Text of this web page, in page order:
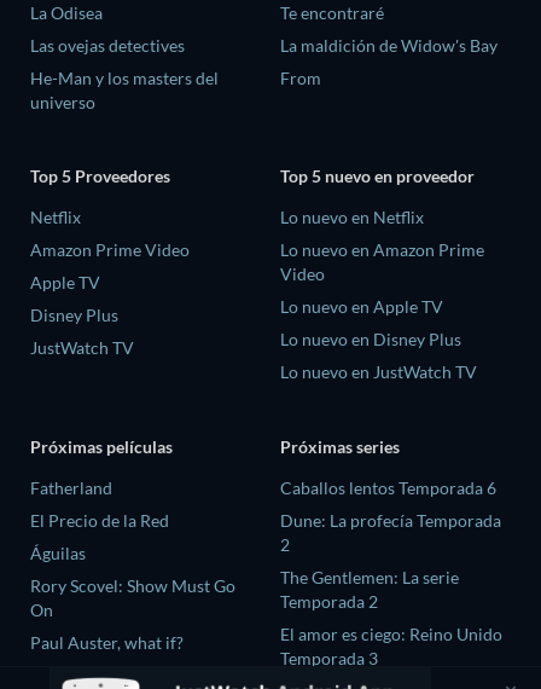
La Odisea
Las ovejas detectives
He-Man y los masters del
universo
Te encontraré
La maldición de Widow's Bay
From
Top 5 Proveedores
Netflix
Amazon Prime Video
Apple TV
Disney Plus
JustWatch TV
Top 5 nuevo en proveedor
Lo nuevo en Netflix
Lo nuevo en Amazon Prime
Video
Lo nuevo en Apple TV
Lo nuevo en Disney Plus
Lo nuevo en JustWatch TV
Próximas películas
Fatherland
El Precio de la Red
Águilas
Rory Scovel: Show Must Go
On
Paul Auster, what if?
Próximas series
Caballos lentos Temporada 6
Dune: La profecía Temporada
2
The Gentlemen: La serie
Temporada 2
El amor es ciego: Reino Unido
Temporada 3